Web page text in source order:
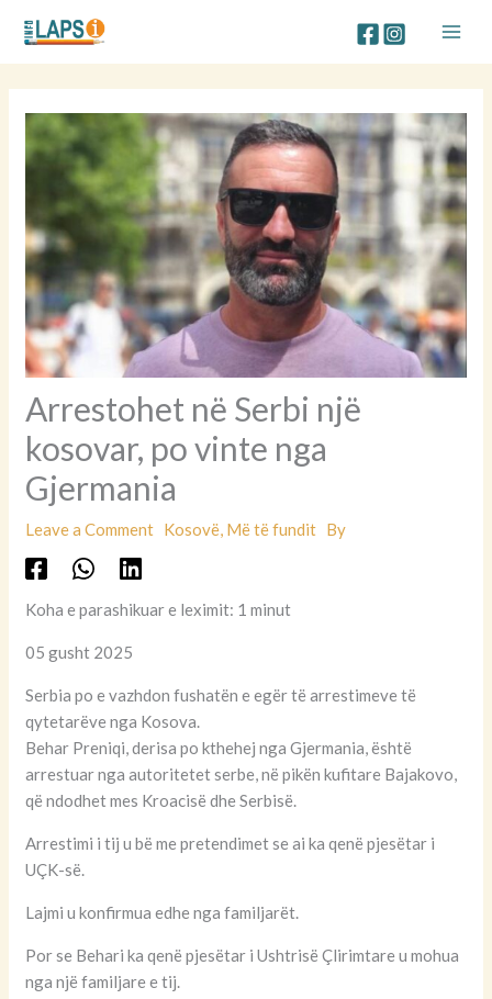
content
Arrestohet në Serbi një
kosovar, po vinte nga
Gjermania
Leave a Comment Kosovë, Më të fundit By
Koha e parashikuar e leximit: 1 minut
05 gusht 2025
Serbia po e vazhdon fushatën e egër të arrestimeve të
qytetarëve nga Kosova.
Behar Preniqi, derisa po kthehej nga Gjermania, është
arrestuar nga autoritetet serbe, në pikën kufitare Bajakovo,
që ndodhet mes Kroacisë dhe Serbisë.
Arrestimi i tij u bë me pretendimet se ai ka qenë pjesëtar i
UÇK-së.
Lajmi u konfirmua edhe nga familjarët.
Por se Behari ka qenë pjesëtar i Ushtrisë Çlirimtare u mohua
nga një familjare e tij.